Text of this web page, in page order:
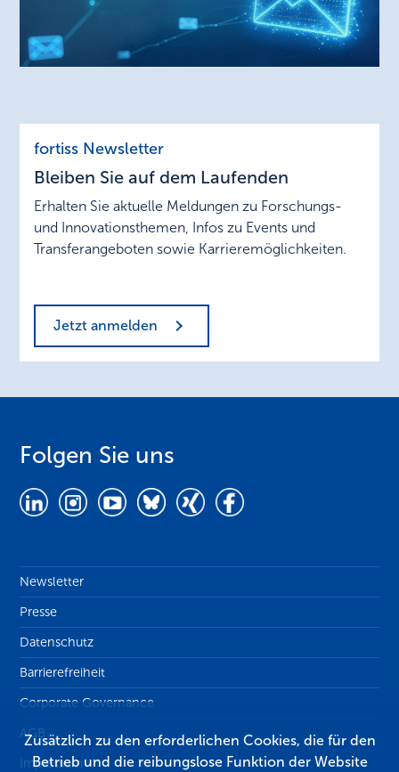
Sie
auf
dem
Laufenden
fortiss Newsletter
Bleiben Sie auf dem Laufenden
Erhalten Sie aktuelle Meldungen zu Forschungs-
und Innovationsthemen, Infos zu Events und
Transferangeboten sowie Karrieremöglichkeiten.
Jetzt anmelden
Folgen Sie uns
Newsletter
Presse
Datenschutz
Barrierefreiheit
Corporate Governance
AGB
Impressum
Zusätzlich zu den erforderlichen Cookies, die für den
Betrieb und die reibungslose Funktion der Website